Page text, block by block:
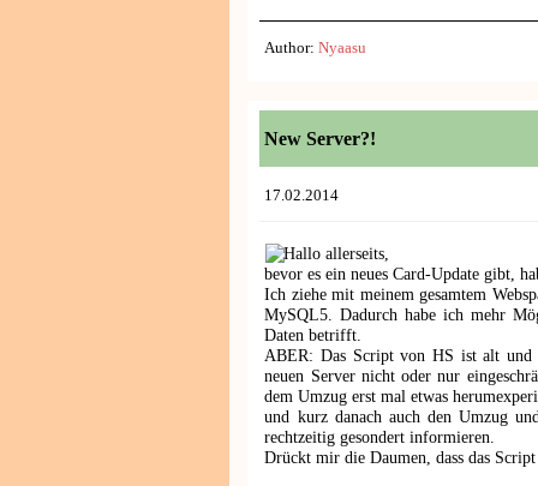
Author:Nyaasu
New Server?!
17.02.2014
Hallo allerseits,
bevor es ein neues Card-Update gibt,
Ich ziehe mit meinem gesamtem
MySQL5. Dadurch habe ich mehr
Daten betrifft.
ABER: Das Script von HS ist alt und
neuen Server nicht oder nur
dem Umzug erst mal etwas
und kurz danach auch den Umzug
rechtzeitig gesondert informieren.
Drückt mir die Daumen, dass das